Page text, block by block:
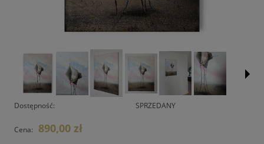
Dostępność: SPRZEDANY
Cena: 890,00 zł